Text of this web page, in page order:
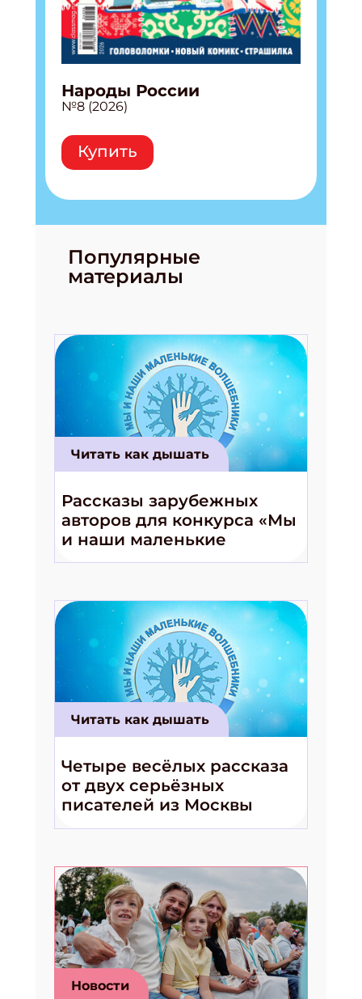
Народы России
№8 (2026)
Купить
Популярные
материалы
Читать как дышать
Рассказы зарубежных
авторов для конкурса «Мы
и наши маленькие
волшебники!»
Читать как дышать
Четыре весёлых рассказа
от двух серьёзных
писателей из Москвы
Новости